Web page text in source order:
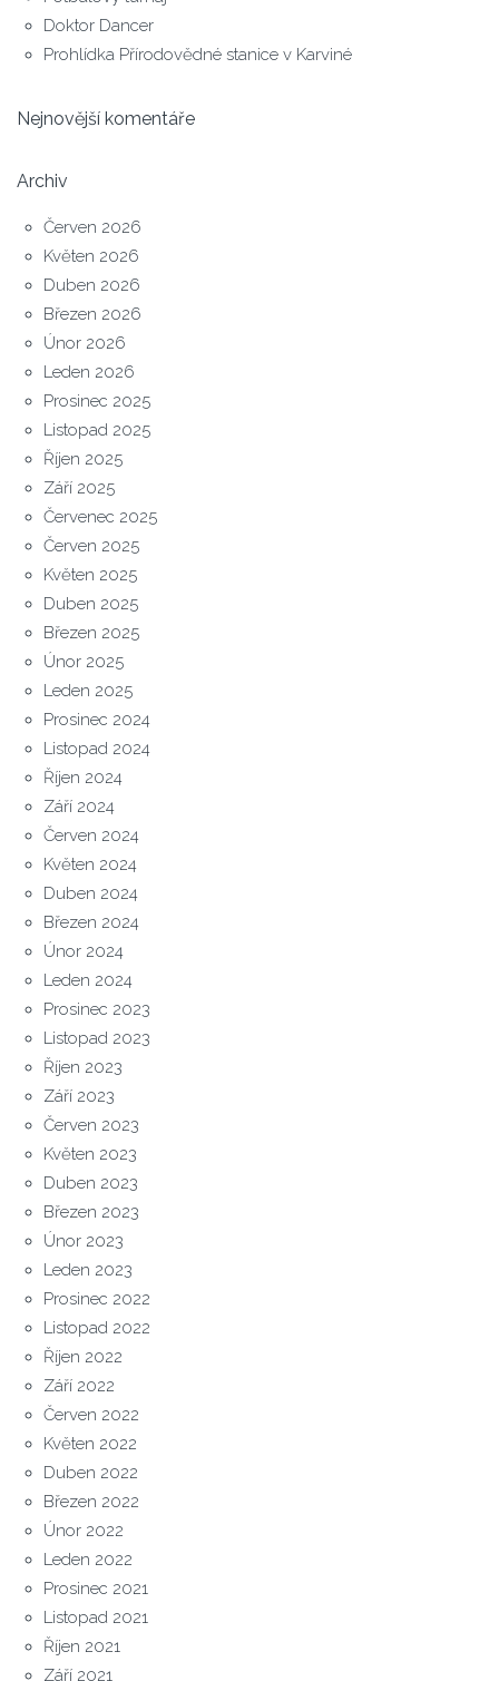
Doktor Dancer
Prohlídka Přírodovědné stanice v Karviné
Nejnovější komentáře
Archiv
Červen 2026
Květen 2026
Duben 2026
Březen 2026
Únor 2026
Leden 2026
Prosinec 2025
Listopad 2025
Říjen 2025
Září 2025
Červenec 2025
Červen 2025
Květen 2025
Duben 2025
Březen 2025
Únor 2025
Leden 2025
Prosinec 2024
Listopad 2024
Říjen 2024
Září 2024
Červen 2024
Květen 2024
Duben 2024
Březen 2024
Únor 2024
Leden 2024
Prosinec 2023
Listopad 2023
Říjen 2023
Září 2023
Červen 2023
Květen 2023
Duben 2023
Březen 2023
Únor 2023
Leden 2023
Prosinec 2022
Listopad 2022
Říjen 2022
Září 2022
Červen 2022
Květen 2022
Duben 2022
Březen 2022
Únor 2022
Leden 2022
Prosinec 2021
Listopad 2021
Říjen 2021
Září 2021